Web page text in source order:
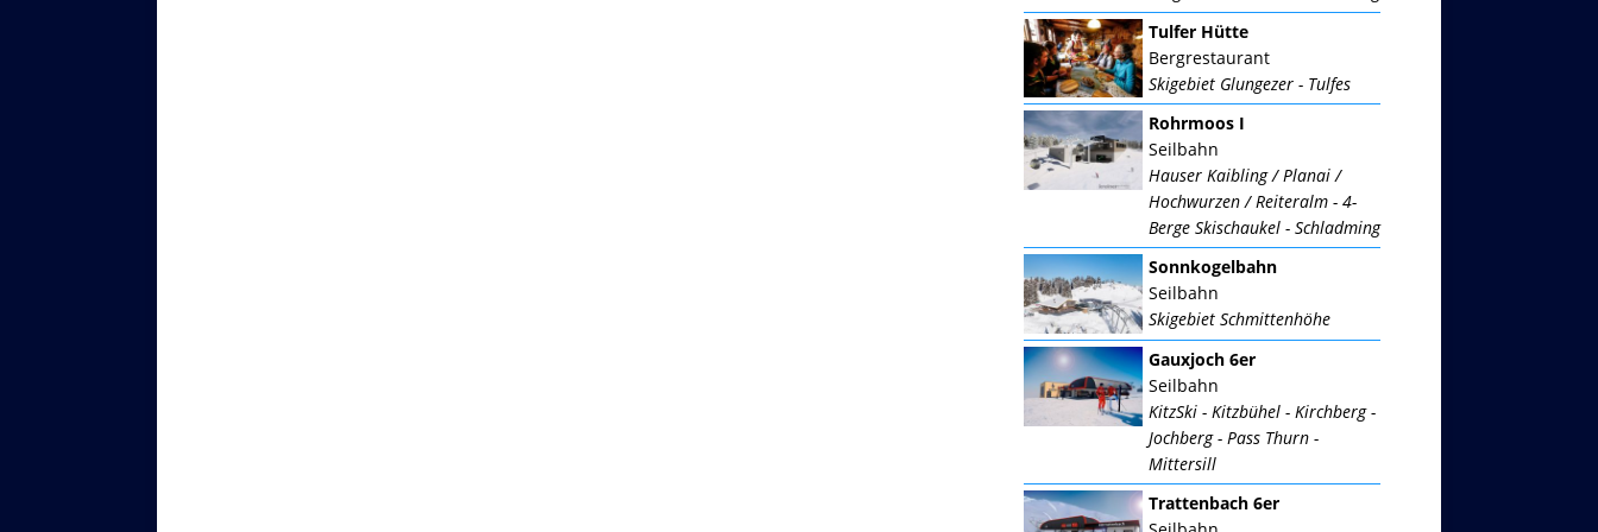
Tulfer Hütte
Bergrestaurant
Skigebiet Glungezer - Tulfes
Rohrmoos I
Seilbahn
Hauser Kaibling / Planai /
Hochwurzen / Reiteralm - 4-
Berge Skischaukel - Schladming
Sonnkogelbahn
Seilbahn
Skigebiet Schmittenhöhe
Gauxjoch 6er
Seilbahn
KitzSki - Kitzbühel - Kirchberg -
Jochberg - Pass Thurn -
Mittersill
Trattenbach 6er